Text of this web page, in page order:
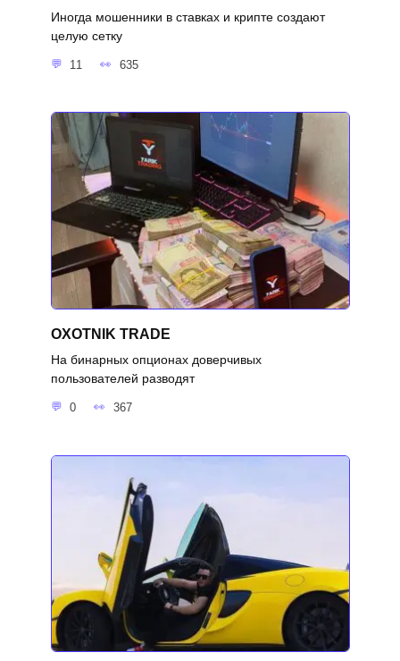
Иногда мошенники в ставках и крипте создают
целую сетку
11 635
OXOTNIK TRADE
На бинарных опционах доверчивых
пользователей разводят
0 367